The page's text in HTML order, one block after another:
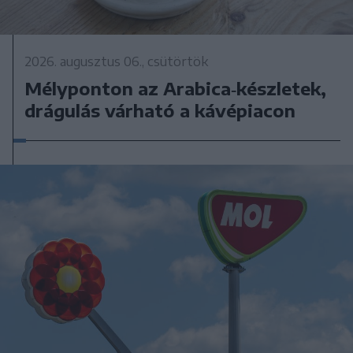
2026. augusztus 06., csütörtök
Mélyponton az Arabica‑készletek,
drágulás várható a kávépiacon